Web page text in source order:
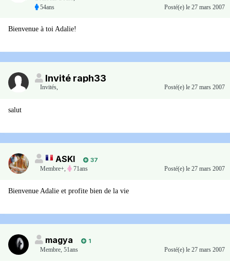
54ans
Posté(e) le 27 mars 2007
Bienvenue à toi Adalie!
Invité raph33
Invités, Posté(e) le 27 mars 2007
salut
ASKI
37
Membre+,
71ans Posté(e) le 27 mars 2007
Bienvenue Adalie et profite bien de la vie
magya
1
Membre, 51ans Posté(e) le 27 mars 2007